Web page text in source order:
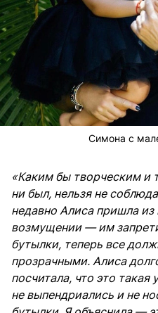
Симона с
«Каким бы творческим и
ни был, нельзя не
недавно Алиса пришла
возмущении — им
бутылки, теперь все
прозрачными. Алиса
посчитала, что это такая
не выпендриались и не